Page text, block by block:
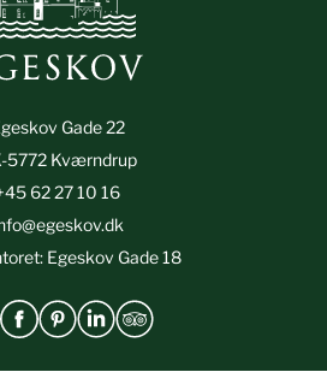
18)
Gade 22
5772 Kværndrup
62 27 10 16
Egeskov Gade 18